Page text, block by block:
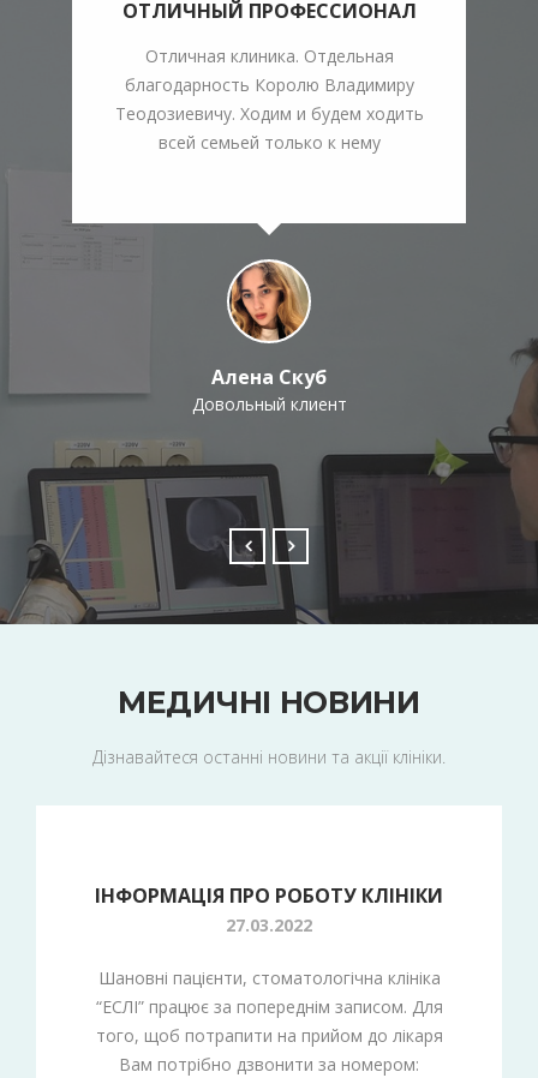
ОТЛИЧНЫЙ ПРОФЕССИОНАЛ
Отличная клиника. Отдельная
благодарность Королю Владимиру
Теодозиевичу. Ходим и будем ходить
всей семьей только к нему
Алена Скуб
Довольный клиент
МЕДИЧНІ НОВИНИ
Дізнавайтеся останні новини та акції клініки.
ІНФОРМАЦІЯ ПРО РОБОТУ КЛІНІКИ
27.03.2022
Шановні пацієнти, стоматологічна клініка
“ЕСЛІ” працює за попереднім записом. Для
того, щоб потрапити на прийом до лікаря
Вам потрібно дзвонити за номером: